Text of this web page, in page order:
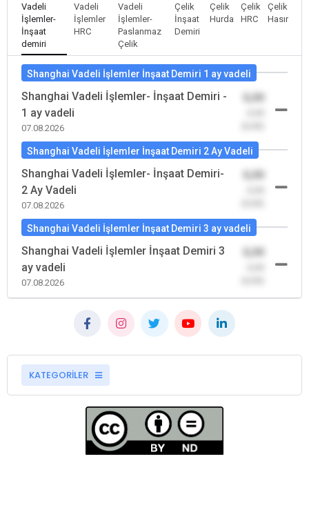
Vadeli
İşlemler-
İnşaat
demiri
Vadeli
İşlemler
HRC
Vadeli
İşlemler-
Paslanmaz
Çelik
Çelik
İnşaat
Demiri
Çelik
Hurda
Çelik
HRC
Çelik
Hasır
Shanghai Vadeli İşlemler İnşaat Demiri 1 ay vadeli
Shanghai Vadeli İşlemler- İnşaat Demiri -
1 ay vadeli
07.08.2026
Shanghai Vadeli İşlemler İnşaat Demiri 2 Ay Vadeli
Shanghai Vadeli İşlemler- İnşaat Demiri-
2 Ay Vadeli
07.08.2026
Shanghai Vadeli İşlemler İnşaat Demiri 3 ay vadeli
Shanghai Vadeli İşlemler İnşaat Demiri 3
ay vadeli
07.08.2026
KATEGORİLER